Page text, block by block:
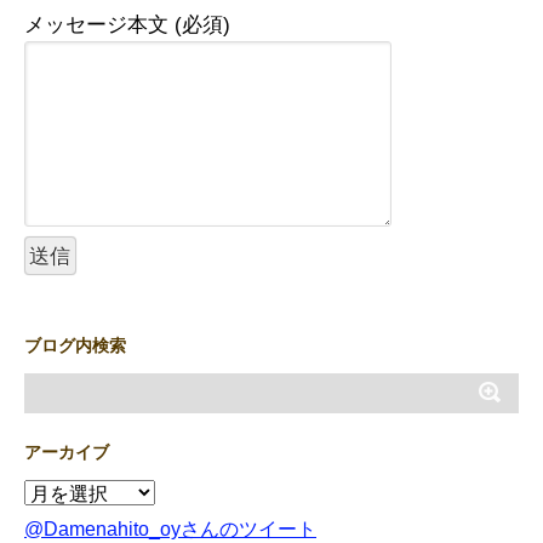
メッセージ本文 (必須)
ブログ内検索
アーカイブ
@Damenahito_oyさんのツイート